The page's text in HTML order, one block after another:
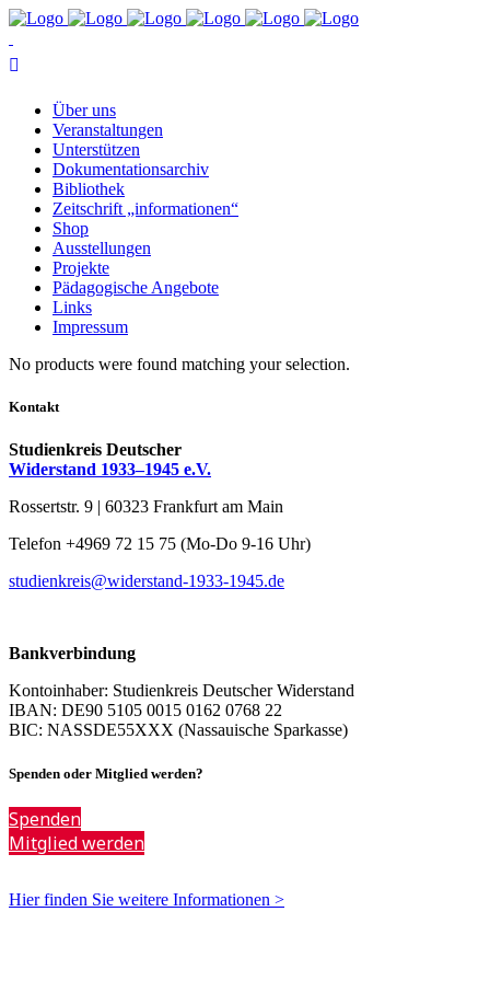
Über uns
Ver­an­stal­tun­gen
Un­ter­stüt­zen
Do­ku­men­ta­ti­ons­ar­chiv
Bi­blio­thek
Zeit­schrift „in­for­ma­tio­nen“
Shop
Aus­stel­lun­gen
Pro­jek­te
Päd­ago­gi­sche Angebote
Links
Im­pres­sum
No pro­ducts we­re found matching your selection.
Kontakt
Studienkreis Deutscher
Widerstand 1933–1945 e.V.
Rossertstr. 9 | 60323 Frankfurt am Main
Telefon +4969 72 15 75 (Mo-Do 9-16 Uhr)
studienkreis@widerstand-1933-1945.de
Bankverbindung
Kontoinhaber: Studienkreis Deutscher Widerstand
IBAN: DE90 5105 0015 0162 0768 22
BIC: NASSDE55XXX (Nassauische Sparkasse)
Spenden oder Mitglied werden?
Spenden
Mitglied werden
Hier finden Sie weitere Informationen >